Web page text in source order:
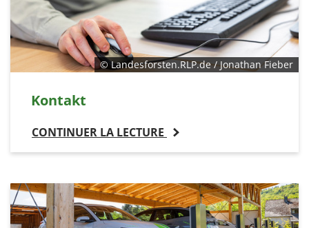
© Landesforsten.RLP.de / Jonathan Fieber
Kontakt
CONTINUER LA LECTURE